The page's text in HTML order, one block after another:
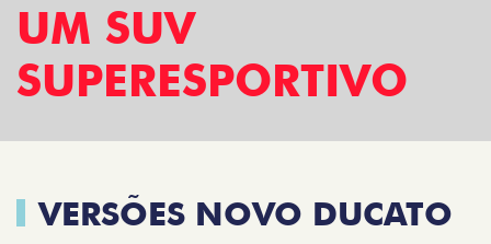
UM SUV
SUPERESPORTIVO
VERSÕES NOVO DUCATO